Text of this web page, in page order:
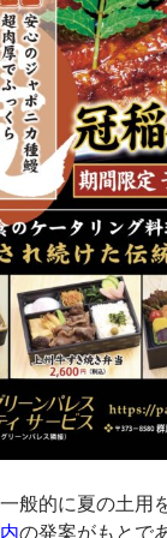
般的に夏の土用
の発案がもとで